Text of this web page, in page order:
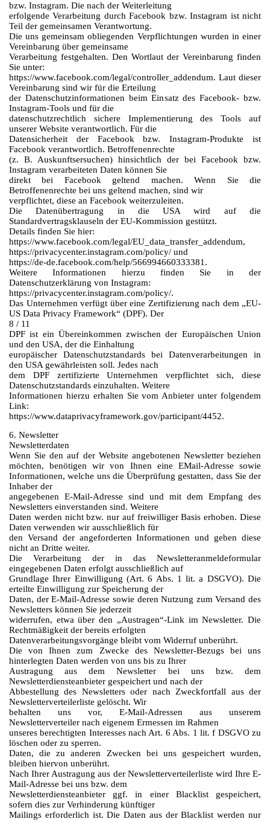
bzw. Instagram. Die nach der Weiterleitung
erfolgende Verarbeitung durch Facebook bzw. Instagram ist nicht
Teil der gemeinsamen Verantwortung.
Die uns gemeinsam obliegenden Verpflichtungen wurden in einer
Vereinbarung über gemeinsame
Verarbeitung festgehalten. Den Wortlaut der Vereinbarung finden
Sie unter:
https://www.facebook.com/legal/controller_addendum. Laut dieser
Vereinbarung sind wir für die Erteilung
der Datenschutzinformationen beim Einsatz des Facebook- bzw.
Instagram-Tools und für die
datenschutzrechtlich sichere Implementierung des Tools auf
unserer Website verantwortlich. Für die
Datensicherheit der Facebook bzw. Instagram-Produkte ist
Facebook verantwortlich. Betroffenenrechte
(z. B. Auskunftsersuchen) hinsichtlich der bei Facebook bzw.
Instagram verarbeiteten Daten können Sie
direkt bei Facebook geltend machen. Wenn Sie die
Betroffenenrechte bei uns geltend machen, sind wir
verpflichtet, diese an Facebook weiterzuleiten.
Die Datenübertragung in die USA wird auf die
Standardvertragsklauseln der EU-Kommission gestützt.
Details finden Sie hier:
https://www.facebook.com/legal/EU_data_transfer_addendum,
https://privacycenter.instagram.com/policy/ und
https://de-de.facebook.com/help/566994660333381.
Weitere Informationen hierzu finden Sie in der
Datenschutzerklärung von Instagram:
https://privacycenter.instagram.com/policy/.
Das Unternehmen verfügt über eine Zertifizierung nach dem „EU-
US Data Privacy Framework“ (DPF). Der
8 / 11
DPF ist ein Übereinkommen zwischen der Europäischen Union
und den USA, der die Einhaltung
europäischer Datenschutzstandards bei Datenverarbeitungen in
den USA gewährleisten soll. Jedes nach
dem DPF zertifizierte Unternehmen verpflichtet sich, diese
Datenschutzstandards einzuhalten. Weitere
Informationen hierzu erhalten Sie vom Anbieter unter folgendem
Link:
https://www.dataprivacyframework.gov/participant/4452.
6. Newsletter
Newsletterdaten
Wenn Sie den auf der Website angebotenen Newsletter beziehen
möchten, benötigen wir von Ihnen eine EMail-Adresse sowie
Informationen, welche uns die Überprüfung gestatten, dass Sie der
Inhaber der
angegebenen E-Mail-Adresse sind und mit dem Empfang des
Newsletters einverstanden sind. Weitere
Daten werden nicht bzw. nur auf freiwilliger Basis erhoben. Diese
Daten verwenden wir ausschließlich für
den Versand der angeforderten Informationen und geben diese
nicht an Dritte weiter.
Die Verarbeitung der in das Newsletteranmeldeformular
eingegebenen Daten erfolgt ausschließlich auf
Grundlage Ihrer Einwilligung (Art. 6 Abs. 1 lit. a DSGVO). Die
erteilte Einwilligung zur Speicherung der
Daten, der E-Mail-Adresse sowie deren Nutzung zum Versand des
Newsletters können Sie jederzeit
widerrufen, etwa über den „Austragen“-Link im Newsletter. Die
Rechtmäßigkeit der bereits erfolgten
Datenverarbeitungsvorgänge bleibt vom Widerruf unberührt.
Die von Ihnen zum Zwecke des Newsletter-Bezugs bei uns
hinterlegten Daten werden von uns bis zu Ihrer
Austragung aus dem Newsletter bei uns bzw. dem
Newsletterdiensteanbieter gespeichert und nach der
Abbestellung des Newsletters oder nach Zweckfortfall aus der
Newsletterverteilerliste gelöscht. Wir
behalten uns vor, E-Mail-Adressen aus unserem
Newsletterverteiler nach eigenem Ermessen im Rahmen
unseres berechtigten Interesses nach Art. 6 Abs. 1 lit. f DSGVO zu
löschen oder zu sperren.
Daten, die zu anderen Zwecken bei uns gespeichert wurden,
bleiben hiervon unberührt.
Nach Ihrer Austragung aus der Newsletterverteilerliste wird Ihre E-
Mail-Adresse bei uns bzw. dem
Newsletterdiensteanbieter ggf. in einer Blacklist gespeichert,
sofern dies zur Verhinderung künftiger
Mailings erforderlich ist. Die Daten aus der Blacklist werden nur